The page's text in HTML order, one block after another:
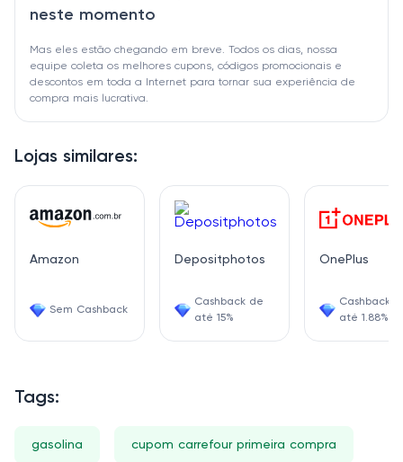
Lojas similares:
Amazon
Sem Cashback
Depositphotos
Cashback de
até 15%
OnePlus
Cashback
até 1.88%
Tags:
gasolina cupom carrefour primeira compra
neste momento
Mas eles estão chegando em breve. Todos os dias, nossa
equipe coleta os melhores cupons, códigos promocionais e
descontos em toda a Internet para tornar sua experiência de
compra mais lucrativa.